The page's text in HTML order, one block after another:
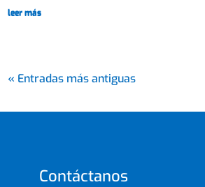
leer más
« Entradas más antiguas
Contáctanos